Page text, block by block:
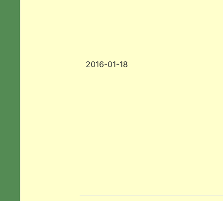
2016-01-18